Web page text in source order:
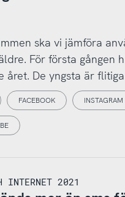
ska vi jämföra
För första gången
året. De yngsta är
FACEBOOK INSTAGRAM
INTERNET 2021